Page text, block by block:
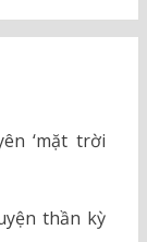
‘mặt trời
thần kỳ